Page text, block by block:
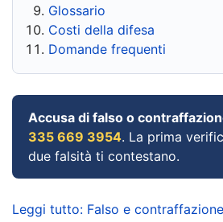
Glossario
Costi della difesa
Domande frequenti
Accusa di falso o
335 669 3954. La prima
due falsità ti contestano.
Leggi tutto: Falso e